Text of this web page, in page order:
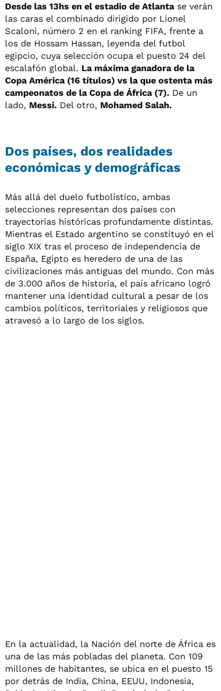
Desde las 13hs en el estadio de Atlantase verán
las caras el combinado dirigido por Lionel
Scaloni, número 2 en el ranking FIFA, frente a
los de Hossam Hassan, leyenda del futbol
egipcio, cuya selección ocupa el puesto 24 del
escalafón global. La máxima ganadora de la
Copa América (16 títulos) vs la que ostenta más
campeonatos de la Copa de África (7). De un
lado, Messi. Del otro, Mohamed Salah.
Dos países, dos realidades
económicas y demográficas
Más allá del duelo futbolístico, ambas
selecciones representan dos países con
trayectorias históricas profundamente distintas.
Mientras el Estado argentino se constituyó en el
siglo XIX tras el proceso de independencia de
España, Egipto es heredero de una de las
civilizaciones más antiguas del mundo. Con más
de 3.000 años de historia, el país africano logró
mantener una identidad cultural a pesar de los
cambios políticos, territoriales y religiosos que
atravesó a lo largo de los siglos.
En la actualidad, la Nación del norte de África es
una de las más pobladas del planeta. Con 109
millones de habitantes, se ubica en el puesto 15
por detrás de India, China, EEUU, Indonesia,